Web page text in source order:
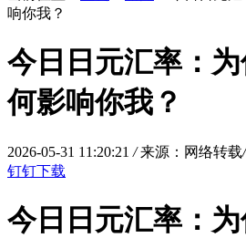
响你我？
今日日元汇率：
何影响你我？
2026-05-31 11:20:21 / 来源：网络转载/
钉钉下载
今日日元汇率：